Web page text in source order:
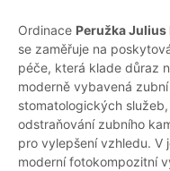
Ordinace Peružka Julius
se zaměřuje na
péče, která klade důraz
moderně vybavená
stomatologických
odstraňování zubního
pro vylepšení vzhledu. V
moderní fotokompozitní